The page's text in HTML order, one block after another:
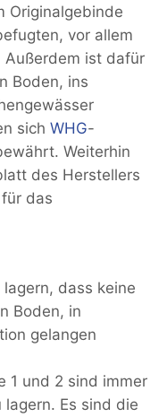
Originalgebinde
vor allem
Außerdem ist dafür
Boden, ins
sich WHG-
Weiterhin
des Herstellers
das
dass keine
Boden, in
gelangen
1 und 2 sind immer
Es sind die